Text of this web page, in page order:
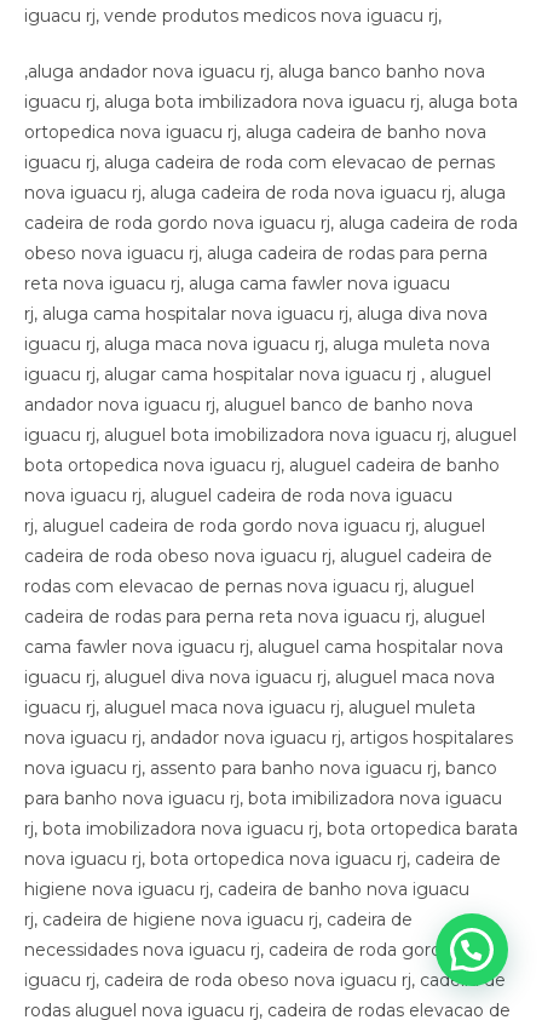
iguacu rj, vende produtos medicos nova iguacu rj,
,aluga andador nova iguacu rj, aluga banco banho nova
iguacu rj, aluga bota imbilizadora nova iguacu rj, aluga bota
ortopedica nova iguacu rj, aluga cadeira de banho nova
iguacu rj, aluga cadeira de roda com elevacao de pernas
nova iguacu rj, aluga cadeira de roda nova iguacu rj, aluga
cadeira de roda gordo nova iguacu rj, aluga cadeira de roda
obeso nova iguacu rj, aluga cadeira de rodas para perna
reta nova iguacu rj, aluga cama fawler nova iguacu
rj, aluga cama hospitalar nova iguacu rj, aluga diva nova
iguacu rj, aluga maca nova iguacu rj, aluga muleta nova
iguacu rj, alugar cama hospitalar nova iguacu rj , aluguel
andador nova iguacu rj, aluguel banco de banho nova
iguacu rj, aluguel bota imobilizadora nova iguacu rj, aluguel
bota ortopedica nova iguacu rj, aluguel cadeira de banho
nova iguacu rj, aluguel cadeira de roda nova iguacu
rj, aluguel cadeira de roda gordo nova iguacu rj, aluguel
cadeira de roda obeso nova iguacu rj, aluguel cadeira de
rodas com elevacao de pernas nova iguacu rj, aluguel
cadeira de rodas para perna reta nova iguacu rj, aluguel
cama fawler nova iguacu rj, aluguel cama hospitalar nova
iguacu rj, aluguel diva nova iguacu rj, aluguel maca nova
iguacu rj, aluguel maca nova iguacu rj, aluguel muleta
nova iguacu rj, andador nova iguacu rj, artigos hospitalares
nova iguacu rj, assento para banho nova iguacu rj, banco
para banho nova iguacu rj, bota imibilizadora nova iguacu
rj, bota imobilizadora nova iguacu rj, bota ortopedica barata
nova iguacu rj, bota ortopedica nova iguacu rj, cadeira de
higiene nova iguacu rj, cadeira de banho nova iguacu
rj, cadeira de higiene nova iguacu rj, cadeira de
necessidades nova iguacu rj, cadeira de roda gordo nova
iguacu rj, cadeira de roda obeso nova iguacu rj, cadeira de
rodas aluguel nova iguacu rj, cadeira de rodas elevacao de